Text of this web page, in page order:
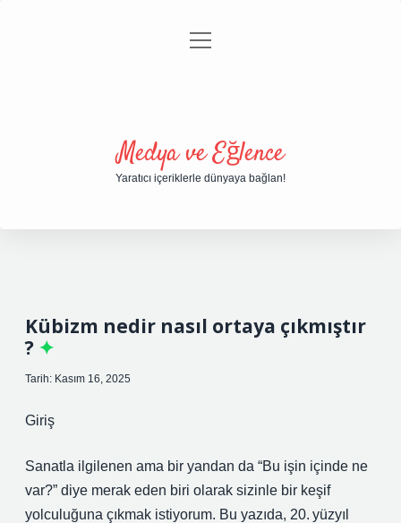
Gizlilik Politikası
menüyü
Medya ve Eğlence
Yaratıcı içeriklerle dünyaya bağlan!
Kübizm nedir nasıl ortaya çıkmıştır
?
Tarih: Kasım 16, 2025
Giriş
Sanatla ilgilenen ama bir yandan da “Bu işin içinde ne
var?” diye merak eden biri olarak sizinle bir keşif
yolculuğuna çıkmak istiyorum. Bu yazıda, 20. yüzyıl